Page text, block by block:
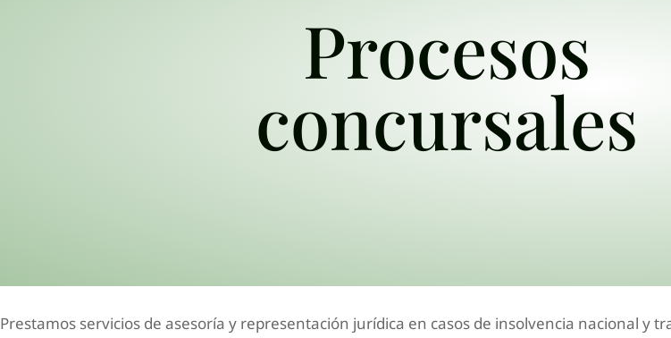
Procesos
concursales
Prestamos servicios de asesoría y representación jurídica en casos de insolvencia nacional y